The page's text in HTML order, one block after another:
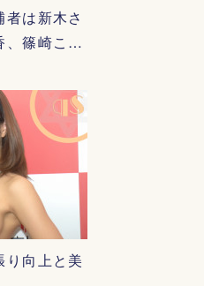
は新木さ
、篠崎こ…
り向上と美